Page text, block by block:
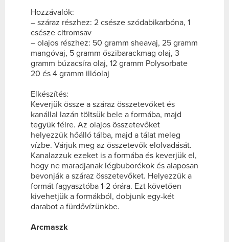
Hozzávalók:
– száraz részhez: 2 csésze szódabikarbóna, 1
csésze citromsav
– olajos részhez: 50 gramm sheavaj, 25 gramm
mangóvaj, 5 gramm őszibarackmag olaj, 3
gramm búzacsíra olaj, 12 gramm Polysorbate
20 és 4 gramm illóolaj
Elkészítés:
Keverjük össze a száraz összetevőket és
kanállal lazán töltsük bele a formába, majd
tegyük félre. Az olajos összetevőket
helyezzük hőálló tálba, majd a tálat meleg
vízbe. Várjuk meg az összetevők elolvadását.
Kanalazzuk ezeket is a formába és keverjük el,
hogy ne maradjanak légbuborékok és alaposan
bevonják a száraz összetevőket. Helyezzük a
formát fagyasztóba 1-2 órára. Ezt követően
kivehetjük a formákból, dobjunk egy-két
darabot a fürdővízünkbe.
Arcmaszk